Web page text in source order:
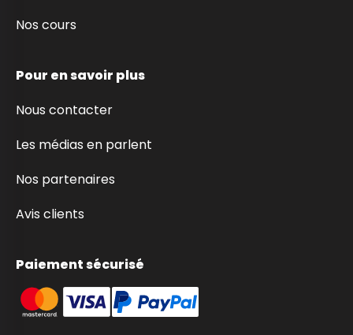
Nos cours
Pour en savoir plus
Nous contacter
Les médias en parlent
Nos partenaires
Avis clients
Paiement sécurisé